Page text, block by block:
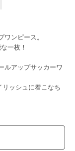
ンピース。
一枚！
ルアップサッカーワ
ッシュに着こなち